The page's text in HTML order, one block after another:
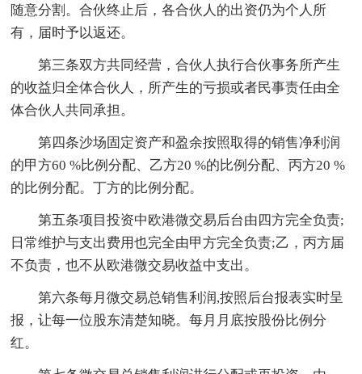
随意分割。合伙终止后，各合伙人的出资仍为个人所
有，届时予以返还。
第三条双方共同经营，合伙人执行合伙事务所产生
的收益归全体合伙人，所产生的亏损或者民事责任由全
体合伙人共同承担。
第四条沙场固定资产和盈余按照取得的销售净利润
的甲方60 %比例分配、乙方20 %的比例分配、丙方20 %
的比例分配。丁方的比例分配。
第五条项目投资中欧港微交易后台由四方完全负责;
日常维护与支出费用也完全由甲方完全负责;乙，丙方届
不负责，也不从欧港微交易收益中支出。
第六条每月微交易总销售利润,按照后台报表实时呈
报，让每一位股东清楚知晓。每月月底按股份比例分
红。